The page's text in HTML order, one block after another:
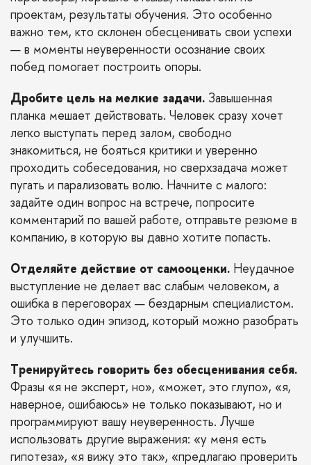
проектам, результаты обучения. Это особенно
важно тем, кто склонен обесценивать свои успехи
— в моменты неуверенности осознание своих
побед помогает построить опоры.
Дробите цель на мелкие задачи. Завышенная
планка мешает действовать. Человек сразу хочет
легко выступать перед залом, свободно
знакомиться, не бояться критики и уверенно
проходить собеседования, но сверхзадача может
пугать и парализовать волю. Начните с малого:
задайте один вопрос на встрече, попросите
комментарий по вашей работе, отправьте резюме в
компанию, в которую вы давно хотите попасть.
Отделяйте действие от самооценки. Неудачное
выступление не делает вас слабым человеком, а
ошибка в переговорах — бездарным специалистом.
Это только один эпизод, который можно разобрать
и улучшить.
Тренируйтесь говорить без обесценивания себя.
Фразы «я не эксперт, но», «может, это глупо», «я,
наверное, ошибаюсь» не только показывают, но и
программируют вашу неуверенность. Лучше
использовать другие выражения: «у меня есть
гипотеза», «я вижу это так», «предлагаю проверить